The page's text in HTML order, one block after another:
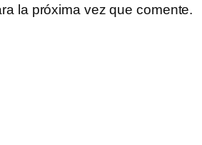
la próxima vez que comente.